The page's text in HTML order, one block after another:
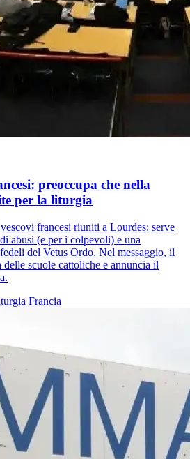
preoccupa che nella
per la liturgia
francesi riuniti a Lourdes: serve
abusi (e per i colpevoli) e una
del Vetus Ordo. Nel messaggio, il
scuole cattoliche e annuncia il
Francia